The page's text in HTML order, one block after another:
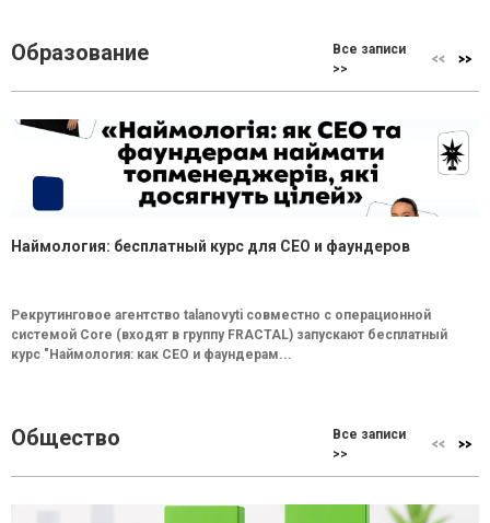
Образование
Все записи
>>
Наймология: бесплатный курс для CEO и фаундеров
Рекрутинговое агентство talanovyti совместно с операционной
системой Core (входят в группу FRACTAL) запускают бесплатный
курс "Наймология: как СEO и фаундерам...
Общество
Все записи
>>